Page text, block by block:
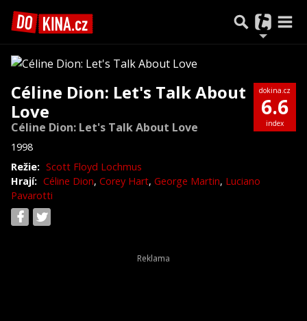
Céline Dion: Let's Talk About
Love
Céline Dion: Let's Talk About Love
1998
dokina.cz
6.6
index
Režie: Scott Floyd Lochmus
Hrají: Céline Dion, Corey Hart, George Martin, Luciano
Pavarotti